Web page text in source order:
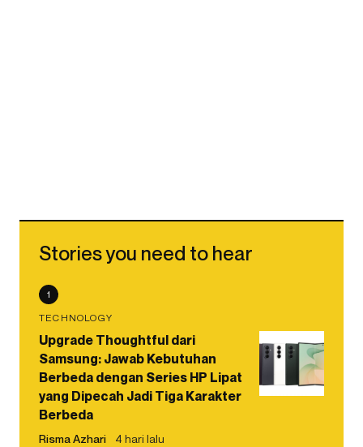
Stories you need to hear
1
TECHNOLOGY
Upgrade Thoughtful dari
Samsung: Jawab Kebutuhan
Berbeda dengan Series HP Lipat
yang Dipecah Jadi Tiga Karakter
Berbeda
Risma Azhari 4 hari lalu